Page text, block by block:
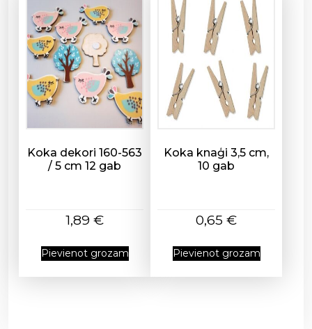
Koka dekori 160-563
/ 5 cm 12 gab
1,89€
Pievienot grozam
Koka knaģi 3,5 cm,
10 gab
0,65€
Pievienot grozam